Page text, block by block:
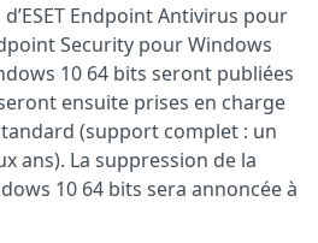
Endpoint Antivirus pour
Security pour Windows
10 64 bits seront publiées
ensuite prises en charge
(support complet : un
ans). La suppression de la
10 64 bits sera annoncée à